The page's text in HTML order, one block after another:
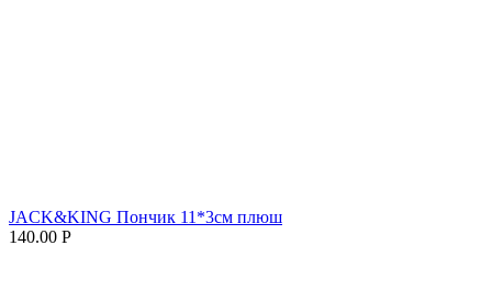
JACK&KING Пончик 11*3см плюш
140.00 Р